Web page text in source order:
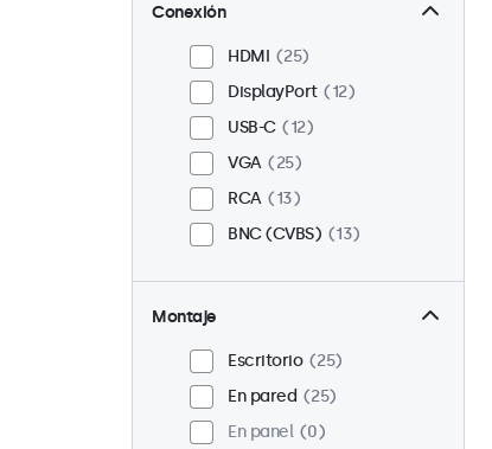
Conexión
HDMI
25
DisplayPort
12
USB-C
12
VGA
25
RCA
13
BNC (CVBS)
13
Montaje
Escritorio
25
En pared
25
En panel
0